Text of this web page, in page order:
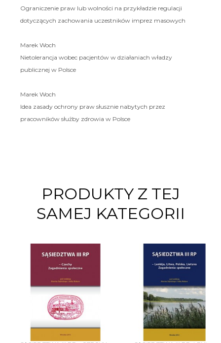
Ograniczenie praw lub wolności na przykładzie regulacji
dotyczących zachowania uczestników imprez masowych
Marek Woch
Nietolerancja wobec pacjentów w działaniach władzy
publicznej w Polsce
Marek Woch
Idea zasady ochrony praw słusznie nabytych przez
pracowników służby zdrowia w Polsce
PRODUKTY Z TEJ
SAMEJ KATEGORII